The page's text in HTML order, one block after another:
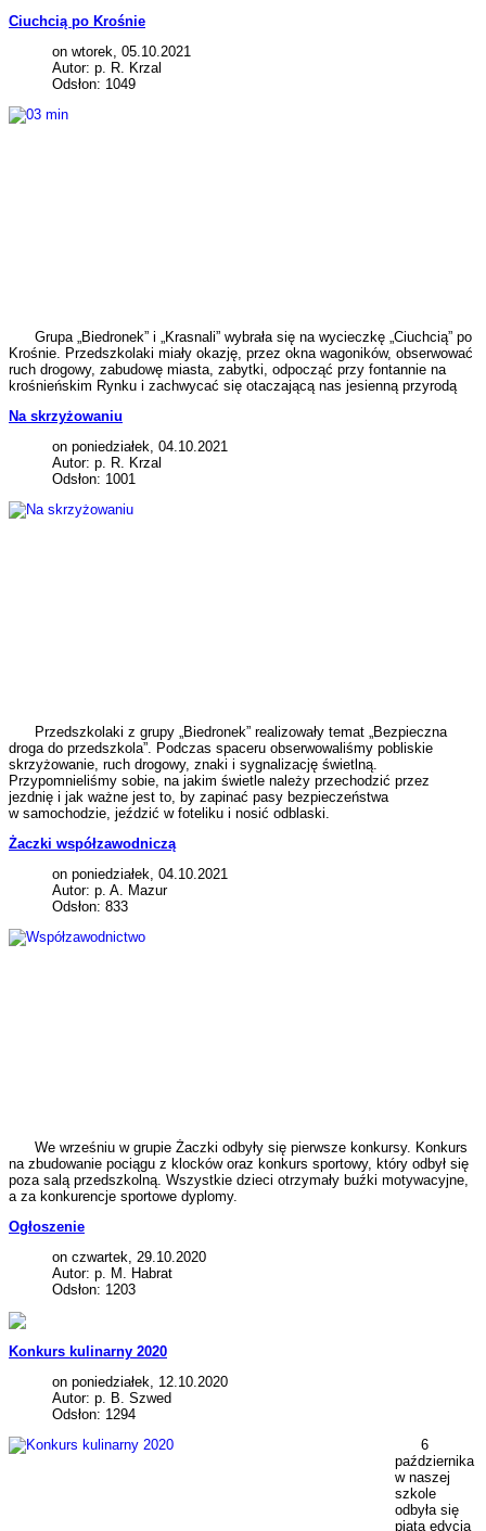
Ciuchcią po Krośnie
on wtorek, 05.10.2021
Autor: p. R. Krzal
Odsłon: 1049
Grupa „Biedronek” i „Krasnali” wybrała się na wycieczkę „Ciuchcią” po
Krośnie. Przedszkolaki miały okazję, przez okna wagoników, obserwować
ruch drogowy, zabudowę miasta, zabytki, odpocząć przy fontannie na
krośnieńskim Rynku i zachwycać się otaczającą nas jesienną przyrodą
Na skrzyżowaniu
on poniedziałek, 04.10.2021
Autor: p. R. Krzal
Odsłon: 1001
Przedszkolaki z grupy „Biedronek” realizowały temat „Bezpieczna
droga do przedszkola”. Podczas spaceru obserwowaliśmy pobliskie
skrzyżowanie, ruch drogowy, znaki i sygnalizację świetlną.
Przypomnieliśmy sobie, na jakim świetle należy przechodzić przez
jezdnię i jak ważne jest to, by zapinać pasy bezpieczeństwa
w samochodzie, jeździć w foteliku i nosić odblaski.
Żaczki współzawodniczą
on poniedziałek, 04.10.2021
Autor: p. A. Mazur
Odsłon: 833
We wrześniu w grupie Żaczki odbyły się pierwsze konkursy. Konkurs
na zbudowanie pociągu z klocków oraz konkurs sportowy, który odbył się
poza salą przedszkolną. Wszystkie dzieci otrzymały buźki motywacyjne,
a za konkurencje sportowe dyplomy.
Ogłoszenie
on czwartek, 29.10.2020
Autor: p. M. Habrat
Odsłon: 1203
Konkurs kulinarny 2020
on poniedziałek, 12.10.2020
Autor: p. B. Szwed
Odsłon: 1294
6
października
w naszej
szkole
odbyła się
piąta edycja